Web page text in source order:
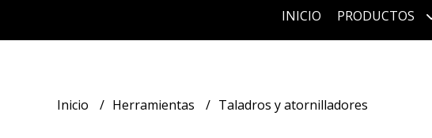
INICIO PRODUCTOS
Inicio Herramientas Taladros y atornilladores